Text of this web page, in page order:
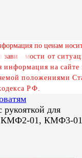
формация по ценам носи
в зави имости от ситуац
информация на сайте
емой положениями Ст
одекса РФ.
рукояткой для
КМФ2-01, КМФ3-